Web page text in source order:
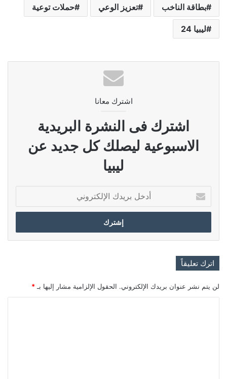
بطاقة الناخب تعزيز الوعي حملات توعية
ليبيا 24
اشترك معانا
اشترك فى النشرة البريدية
الاسبوعية ليصلك كل جديد عن
ليبيا
بريدك
الإلكتروني
اترك تعليقاً
لن يتم نشر عنوان بريدك الإلكتروني. الحقول الإلزامية مشار إليها بـ *